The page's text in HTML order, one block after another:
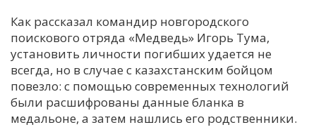
Как рассказал командир новгородского
поискового отряда «Медведь» Игорь Тума,
установить личности погибших удается не
всегда, но в случае с казахстанским бойцом
повезло: с помощью современных технологий
были расшифрованы данные бланка в
медальоне, а затем нашлись его родственники.